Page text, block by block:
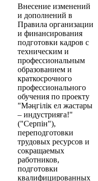
Внесение изменений
и дополнений в
Правила организации
и финансирования
подготовки кадров с
техническим и
профессиональным
образованием и
краткосрочного
профессионального
обучения по проекту
"Мәңгілік ел жастары
– индустрияға!"
("Серпін"),
переподготовки
трудовых ресурсов и
сокращаемых
работников,
подготовки
квалифицированных